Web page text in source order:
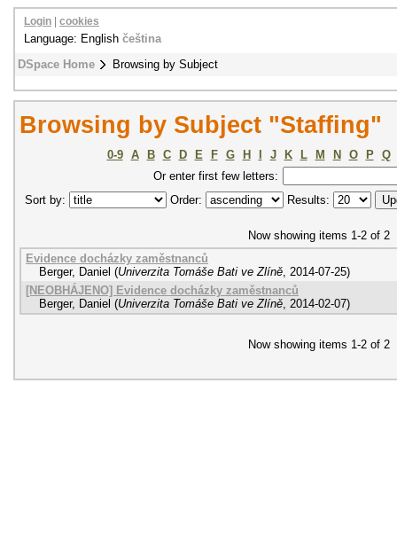
DSpace Home Browsing by Subject
Login cookies
Language: English čeština
Browsing by Subject "Staffing"
0-9 A B C D E F G H J K L M N O P
Q
Or enter first few letters:
Sort by:
Order: Results:
Now showing items 1-2 of 2
Evidence docházky zaměstnanců
Berger, Daniel (Univerzita Tomáše Bati ve Zlíně, 2014-07-25)
[NEOBHÁJENO] Evidence docházky zaměstnanců
Berger, Daniel (Univerzita Tomáše Bati ve Zlíně, 2014-02-07)
Now showing items 1-2 of 2